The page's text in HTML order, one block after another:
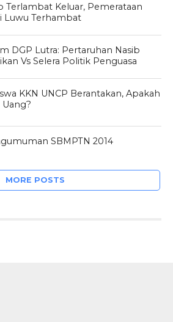
Terlambat Keluar, Pemerataan
Luwu Terhambat
DGP Lutra: Pertaruhan Nasib
Vs Selera Politik Penguasa
KKN UNCP Berantakan, Apakah
Uang?
SBMPTN 2014
MORE POSTS